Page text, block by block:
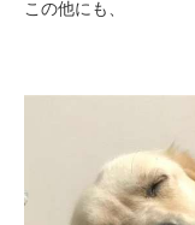
この他にも、